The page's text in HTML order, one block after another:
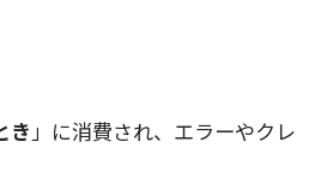
き 」に消費され、エラーやクレ